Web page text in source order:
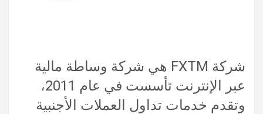
شركة FXTM هي شركة وساطة مالية
عبر الإنترنت تأسست في عام 2011،
وتقدم خدمات تداول العملات الأجنبية